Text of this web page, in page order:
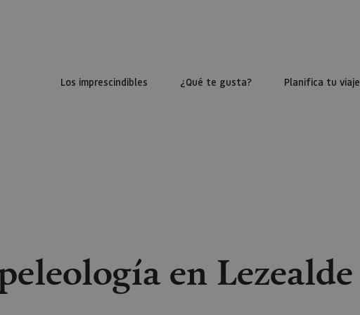
Los imprescindibles ¿Qué te gusta? Planifica tu viaje
en Lezealde